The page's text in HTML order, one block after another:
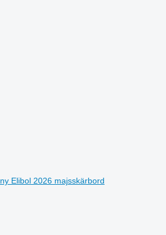
ny Elibol 2026 majsskärbord